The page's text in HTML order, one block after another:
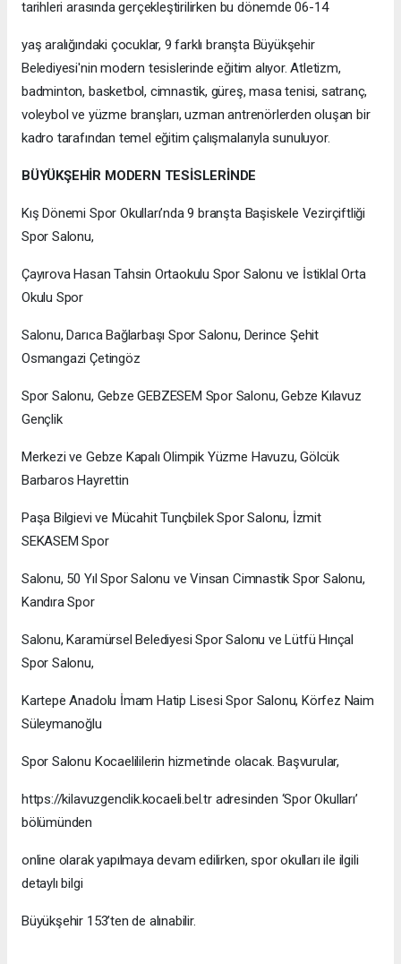
tarihleri arasında gerçekleştirilirken bu dönemde 06-14
yaş aralığındaki çocuklar, 9 farklı branşta Büyükşehir
Belediyesi'nin modern tesislerinde eğitim alıyor. Atletizm,
badminton, basketbol, cimnastik, güreş, masa tenisi, satranç,
voleybol ve yüzme branşları, uzman antrenörlerden oluşan bir
kadro tarafından temel eğitim çalışmalarıyla sunuluyor.
BÜYÜKŞEHİR MODERN TESİSLERİNDE
Kış Dönemi Spor Okulları’nda 9 branşta Başiskele Vezirçiftliği
Spor Salonu,
Çayırova Hasan Tahsin Ortaokulu Spor Salonu ve İstiklal Orta
Okulu Spor
Salonu, Darıca Bağlarbaşı Spor Salonu, Derince Şehit
Osmangazi Çetingöz
Spor Salonu, Gebze GEBZESEM Spor Salonu, Gebze Kılavuz
Gençlik
Merkezi ve Gebze Kapalı Olimpik Yüzme Havuzu, Gölcük
Barbaros Hayrettin
Paşa Bilgievi ve Mücahit Tunçbilek Spor Salonu, İzmit
SEKASEM Spor
Salonu, 50 Yıl Spor Salonu ve Vinsan Cimnastik Spor Salonu,
Kandıra Spor
Salonu, Karamürsel Belediyesi Spor Salonu ve Lütfü Hınçal
Spor Salonu,
Kartepe Anadolu İmam Hatip Lisesi Spor Salonu, Körfez Naim
Süleymanoğlu
Spor Salonu Kocaelililerin hizmetinde olacak. Başvurular,
https://kilavuzgenclik.kocaeli.bel.tr adresinden ‘Spor Okulları’
bölümünden
online olarak yapılmaya devam edilirken, spor okulları ile ilgili
detaylı bilgi
Büyükşehir 153’ten de alınabilir.